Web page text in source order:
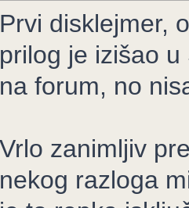
Prvi disklejmer,
prilog je izišao
na forum, no
Vrlo zanimljiv
nekog razloga